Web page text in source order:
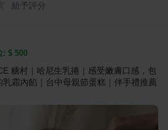
給予評分
: $ 500
糖村｜哈尼生乳捲｜感受嫩膚口感，包
乳霜內餡｜台中母親節蛋糕｜伴手禮推薦